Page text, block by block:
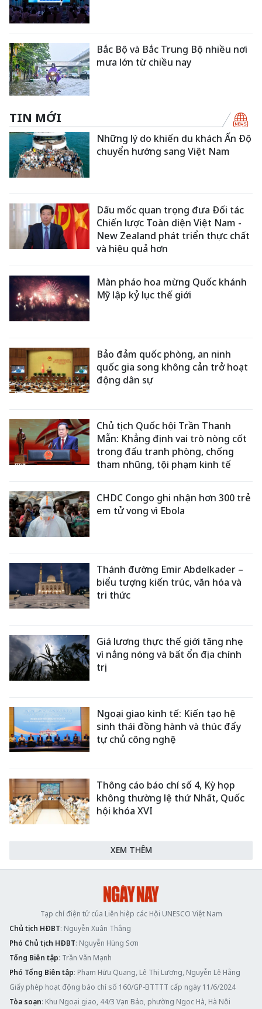
Bắc Bộ và Bắc Trung Bộ nhiều nơi
mưa lớn từ chiều nay
TIN MỚI
Những lý do khiến du khách Ấn Độ
chuyển hướng sang Việt Nam
Dấu mốc quan trọng đưa Đối tác
Chiến lược Toàn diện Việt Nam -
New Zealand phát triển thực chất
và hiệu quả hơn
Màn pháo hoa mừng Quốc khánh
Mỹ lập kỷ lục thế giới
Bảo đảm quốc phòng, an ninh
quốc gia song không cản trở hoạt
động dân sự
Chủ tịch Quốc hội Trần Thanh
Mẫn: Khẳng định vai trò nòng cốt
trong đấu tranh phòng, chống
tham nhũng, tội phạm kinh tế
CHDC Congo ghi nhận hơn 300 trẻ
em tử vong vì Ebola
Thánh đường Emir Abdelkader –
biểu tượng kiến trúc, văn hóa và
tri thức
Giá lương thực thế giới tăng nhẹ
vì nắng nóng và bất ổn địa chính
trị
Ngoại giao kinh tế: Kiến tạo hệ
sinh thái đồng hành và thúc đẩy
tự chủ công nghệ
Thông cáo báo chí số 4, Kỳ họp
không thường lệ thứ Nhất, Quốc
hội khóa XVI
XEM THÊM
Tạp chí điện tử của Liên hiệp các Hội UNESCO Việt Nam
Chủ tịch HĐBT: Nguyễn Xuân Thắng
Phó Chủ tịch HĐBT: Nguyễn Hùng Sơn
Tổng Biên tập: Trần Văn Mạnh
Phó Tổng Biên tập: Phạm Hữu Quang, Lê Thị Lương, Nguyễn Lệ Hằng
Giấy phép hoạt động báo chí số 160/GP-BTTTT cấp ngày 11/6/2024
Tòa soạn: Khu Ngoại giao, 44/3 Vạn Bảo, phường Ngọc Hà, Hà Nội